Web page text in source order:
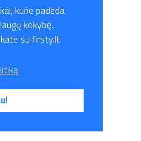
kurie padeda
kokybę.
su firsty.lt